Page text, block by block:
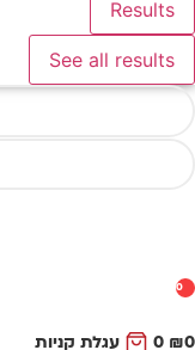
Results
See all results
0
₪
0 עגלת קניות